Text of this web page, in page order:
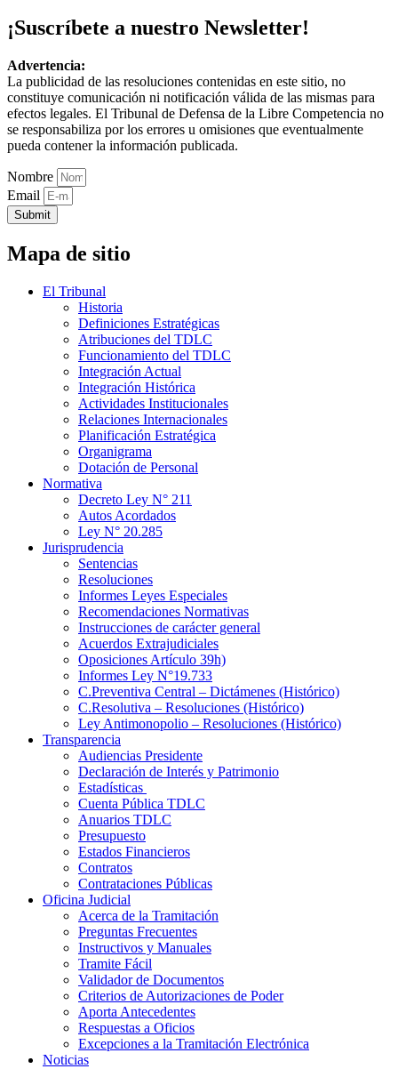
¡Suscríbete a nuestro Newsletter!
Advertencia:
La publicidad de las resoluciones contenidas en este sitio, no
constituye comunicación ni notificación válida de las mismas para
efectos legales. El Tribunal de Defensa de la Libre Competencia no
se responsabiliza por los errores u omisiones que eventualmente
pueda contener la información publicada.
Nombre
Email
Submit
Mapa de sitio
El Tribunal
Historia
Definiciones Estratégicas
Atribuciones del TDLC
Funcionamiento del TDLC
Integración Actual
Integración Histórica
Actividades Institucionales
Relaciones Internacionales
Planificación Estratégica
Organigrama
Dotación de Personal
Normativa
Decreto Ley N° 211
Autos Acordados
Ley N° 20.285
Jurisprudencia
Sentencias
Resoluciones
Informes Leyes Especiales
Recomendaciones Normativas
Instrucciones de carácter general
Acuerdos Extrajudiciales
Oposiciones Artículo 39h)
Informes Ley N°19.733
C.Preventiva Central – Dictámenes (Histórico)
C.Resolutiva – Resoluciones (Histórico)
Ley Antimonopolio – Resoluciones (Histórico)
Transparencia
Audiencias Presidente
Declaración de Interés y Patrimonio
Estadísticas
Cuenta Pública TDLC
Anuarios TDLC
Presupuesto
Estados Financieros
Contratos
Contrataciones Públicas
Oficina Judicial
Acerca de la Tramitación
Preguntas Frecuentes
Instructivos y Manuales
Tramite Fácil
Validador de Documentos
Criterios de Autorizaciones de Poder
Aporta Antecedentes
Respuestas a Oficios
Excepciones a la Tramitación Electrónica
Noticias